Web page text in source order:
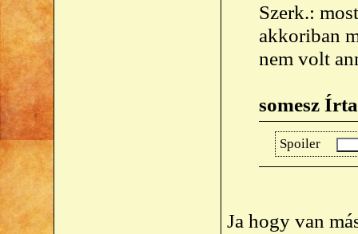
Szerk.:
akkoriban
nem volt
somesz Írta
Spoiler
Ja hogy van